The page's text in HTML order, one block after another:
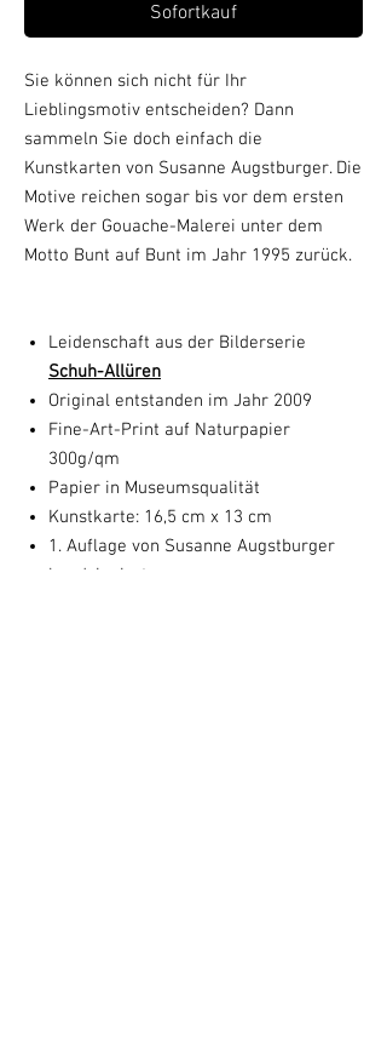
Sofortkauf
Sie können sich nicht für Ihr
Lieblingsmotiv entscheiden? Dann
sammeln Sie doch einfach die
Kunstkarten von Susanne Augstburger. Die
Motive reichen sogar bis vor dem ersten
Werk der Gouache-Malerei unter dem
Motto Bunt auf Bunt im Jahr 1995 zurück.
Leidenschaft aus der Bilderserie
Schuh-Allüren
Original entstanden im Jahr 2009
Fine-Art-Print auf Naturpapier
300g/qm
Papier in Museumsqualität
Kunstkarte: 16,5 cm x 13 cm
1. Auflage von Susanne Augstburger
handsigniert